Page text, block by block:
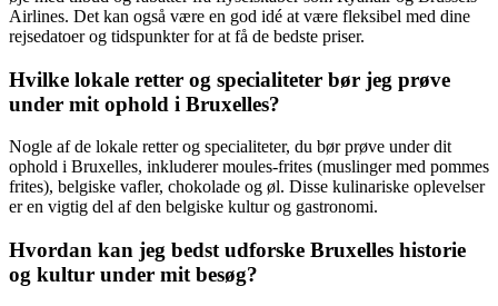
Airlines. Det kan også være en god idé at være fleksibel med dine
rejsedatoer og tidspunkter for at få de bedste priser.
Hvilke lokale retter og specialiteter bør jeg prøve
under mit ophold i Bruxelles?
Nogle af de lokale retter og specialiteter, du bør prøve under dit
ophold i Bruxelles, inkluderer moules-frites (muslinger med pommes
frites), belgiske vafler, chokolade og øl. Disse kulinariske oplevelser
er en vigtig del af den belgiske kultur og gastronomi.
Hvordan kan jeg bedst udforske Bruxelles historie
og kultur under mit besøg?